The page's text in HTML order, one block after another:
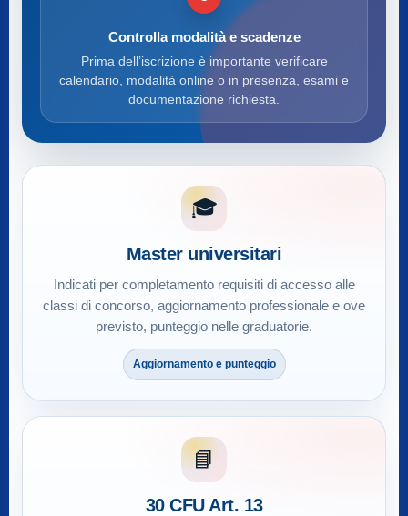
Controlla modalità e scadenze
Prima dell’iscrizione è importante verificare
calendario, modalità online o in presenza, esami e
documentazione richiesta.
🎓
Master universitari
Indicati per completamento requisiti di accesso alle
classi di concorso, aggiornamento professionale e ove
previsto, punteggio nelle graduatorie.
Aggiornamento e punteggio
📘
30 CFU Art. 13